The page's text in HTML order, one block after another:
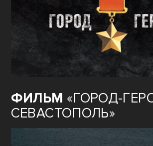
ФИЛЬМ «ГОРОД-
СЕВАСТОПОЛЬ»